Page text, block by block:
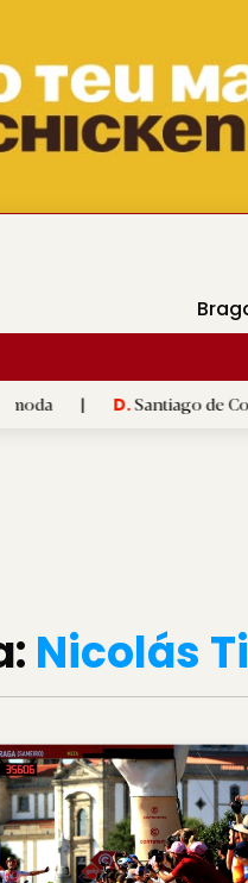
DMtv
D.Santiago de Compostela
Nicolás